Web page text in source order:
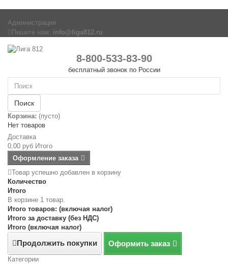
Администрация
Пишите нам: info@liga812.ru
8-800-533-83-90
бесплатный звонок по России
Поиск
Корзина: (пусто)
Нет товаров
Доставка
0,00 руб Итого
Оформление заказа
Товар успешно добавлен в корзину
Количество
Итого
В корзине 1 товар.
Итого товаров: (включая налог)
Итого за доставку (без НДС)
Итого (включая налог)
Продолжить покупки Оформить заказ
Категории